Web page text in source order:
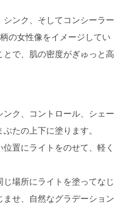
ンク、そしてコンシーラー
の女性像をイメージしてい
とで、肌の密度がぎゅっと高
ク、コントロール、シェー
たの上下に塗ります。
置にライトをのせて、軽く
場所にライトを塗ってなじ
ませ、自然なグラデーション